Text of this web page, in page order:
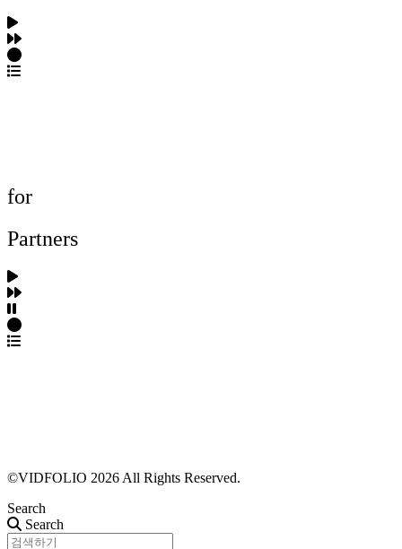
for
Partners
©VIDFOLIO 2026 All Rights Reserved.
Search
Search